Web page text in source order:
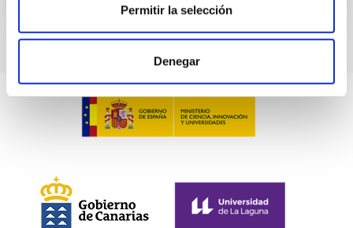
Permitir la selección
Denegar